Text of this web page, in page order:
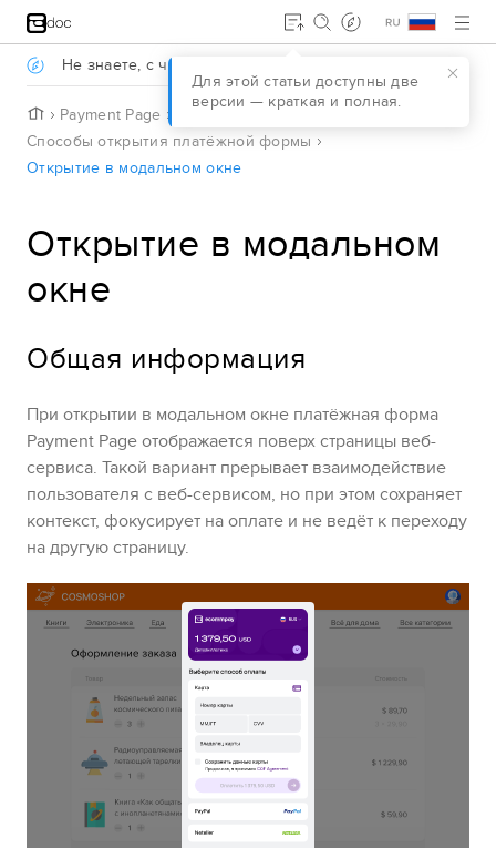
Jump to main content
Для этой статьи доступны две
версии — краткая и полная.
. Не знаете, с чего начать?
H
o
m
e
Payment Page
Управление формой
Способы открытия платёжной формы
Открытие в модальном окне
Открытие в модальном
окне
Общая информация
При открытии в модальном окне платёжная форма
Payment Page отображается поверх страницы веб-
сервиса. Такой вариант прерывает взаимодействие
пользователя с веб-сервисом, но при этом сохраняет
контекст, фокусирует на оплате и не ведёт к переходу
на другую страницу.